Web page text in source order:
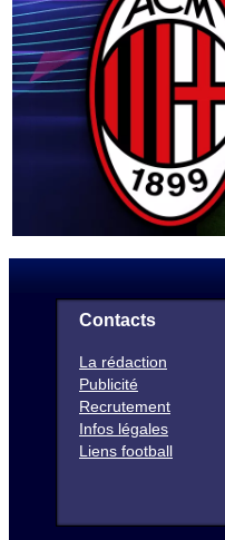
Contacts
La rédaction
Publicité
Recrutement
Infos légales
Liens football